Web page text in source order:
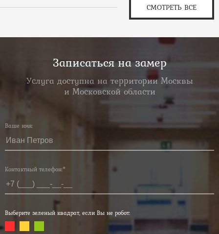
СМОТРЕТЬ ВСЕ
Записаться на замер
Услуга доступна на территории Москвы
и Московской области
Ваше имя:
Контактный телефон:*
Выберите зеленый квадрат, если Вы не робот: